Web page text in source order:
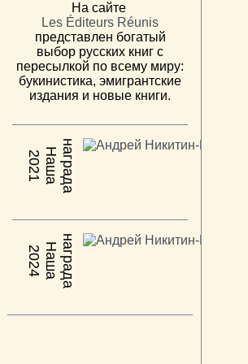
На сайте
Les Éditeurs Réunis
представлен богатый
выбор русских книг с
пересылкой по всему миру:
букинистика, эмигрантские
издания и новые книги.
2021 Н
а
ш
ан
а
г
р
а
да
2024 Н
а
ш
ан
а
г
р
а
да